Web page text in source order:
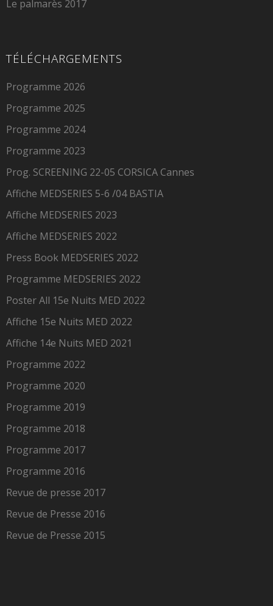
Le palmarès 2017
TÉLÉCHARGEMENTS
Programme 2026
Programme 2025
Programme 2024
Programme 2023
Prog. SCREENING 22-05 CORSICA Cannes
Affiche MEDSERIES 5-6 /04 BASTIA
Affiche MEDSERIES 2023
Affiche MEDSERIES 2022
Press Book MEDSERIES 2022
Programme MEDSERIES 2022
Poster All 15e Nuits MED 2022
Affiche 15e Nuits MED 2022
Affiche 14e Nuits MED 2021
Programme 2022
Programme 2020
Programme 2019
Programme 2018
Programme 2017
Programme 2016
Revue de presse 2017
Revue de Presse 2016
Revue de Presse 2015